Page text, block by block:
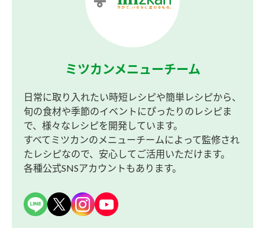
ミツカンメニューチーム
日常に取り入れたい時短レシピや簡単レシピから、
旬の食材や季節のイベントにぴったりのレシピま
で、様々なレシピを開発しています。
すべてミツカンのメニューチームによって監修され
たレシピなので、安心してご活用いただけます。
各種公式SNSアカウントもあります。